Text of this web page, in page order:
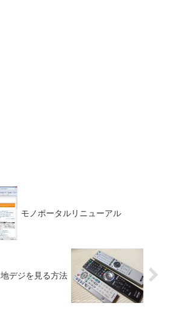
モノポータルリニューアル
地デジを見る方法